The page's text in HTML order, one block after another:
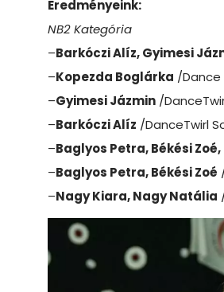
Eredményeink:
NB2 Kategória
–Barkóczi Alíz, Gyimesi
–Kopezda Boglárka /Dance
–Gyimesi Jázmin /
–Barkóczi Alíz /DanceTwirl
–Baglyos Petra, Békési
–Baglyos Petra, Békési Zoé
–Nagy Kiara, Nagy Natália